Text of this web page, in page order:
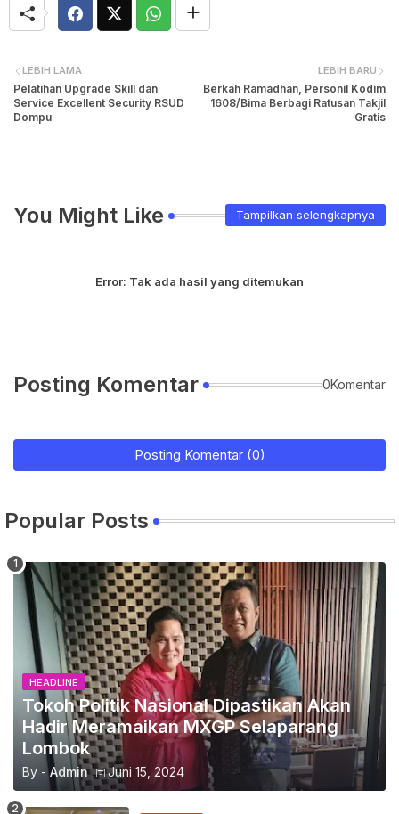
LEBIH BARU
Berkah Ramadhan, Personil Kodim
1608/Bima Berbagi Ratusan Takjil
Gratis
LEBIH LAMA
Pelatihan Upgrade Skill dan
Service Excellent Security RSUD
Dompu
You Might Like Tampilkan selengkapnya
Error: Tak ada hasil yang ditemukan
Posting Komentar 0Komentar
Posting Komentar (0)
Popular Posts
HEADLINE
Tokoh Politik Nasional Dipastikan Akan
Hadir Meramaikan MXGP Selaparang
Lombok
By - Admin Juni 15, 2024